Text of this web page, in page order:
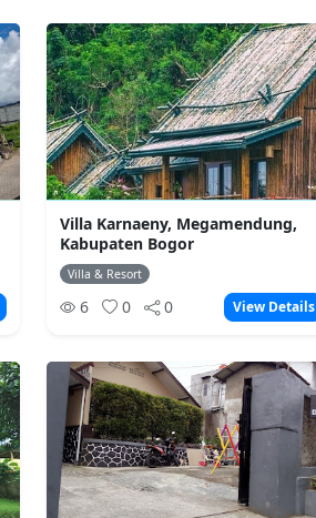
Villa Karnaeny, Megamendung,
Kabupaten Bogor
Villa & Resort
6 0 0 View Details